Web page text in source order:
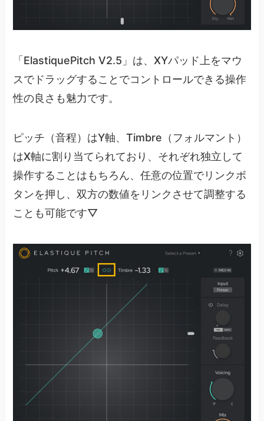
「ElastiquePitch V2.5」は、XYパッド上をマウ
スでドラッグすることでコントロールできる操作
性の良さも魅力です。
ピッチ（音程）はY軸、Timbre（フォルマント）
はX軸に割り当てられており、それぞれ独立して
操作することはもちろん、任意の位置でリンクボ
タンを押し、双方の数値をリンクさせて調整する
ことも可能です▽